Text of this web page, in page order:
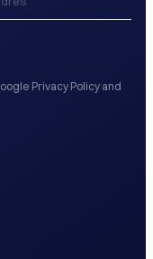
Privacy Policy and